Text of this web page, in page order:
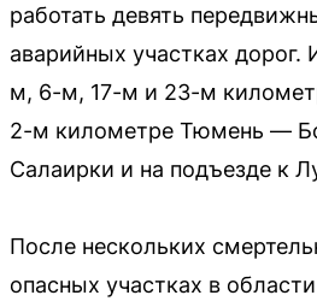
работать девять
аварийных участках дорог.
м, 6-м, 17-м и 23-м
2-м километре Тюмень —
Салаирки и на подъезде к
После нескольких
опасных участках в